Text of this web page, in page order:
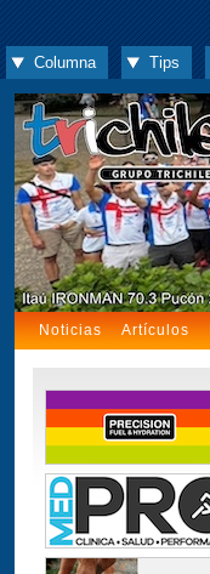
Columna Tips
Noticias Artículos